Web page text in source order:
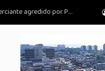
Estado de São Paulo condenado a indenizar comerciante agredido por PM no